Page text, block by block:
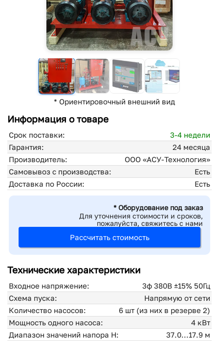
* Ориентировочный внешний вид
Информация о товаре
Срок поставки:
3-4 недели
Гарантия:
24 месяца
Производитель:
ООО «АСУ-Технология»
Самовывоз с производства:
Есть
Доставка по России:
Есть
* Оборудование под заказ
Для уточнения стоимости и сроков,
пожалуйста, свяжитесь с нами
Рассчитать стоимость
Технические характеристики
Входное напряжение:
3ф 380В ±15% 50Гц
Схема пуска:
Напрямую от сети
Количество насосов:
6 шт (из них в резерве 2)
Мощность одного насоса:
4 кВт
Диапазон значений напора H:
37.0...17.9 м